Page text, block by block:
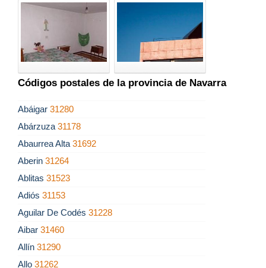
Códigos postales de la provincia de Navarra
Abáigar 31280
Abárzuza 31178
Abaurrea Alta 31692
Aberin 31264
Ablitas 31523
Adiós 31153
Aguilar De Codés 31228
Aibar 31460
Allín 31290
Allo 31262